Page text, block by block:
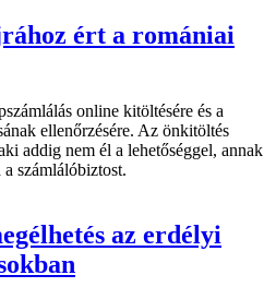
ért a romániai
online kitöltésére és a
ellenőrzésére. Az önkitöltés
addig nem él a lehetőséggel, annak
számlálóbiztost.
az erdélyi